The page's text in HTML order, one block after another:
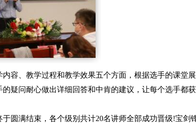
容、教学过程和教学效果五个方面，根据选手的课堂
疑问耐心做出详细回答和中肯的建议，让每个选手都
圆满结束，各个级别共计20名讲师全部成功晋级!宝剑